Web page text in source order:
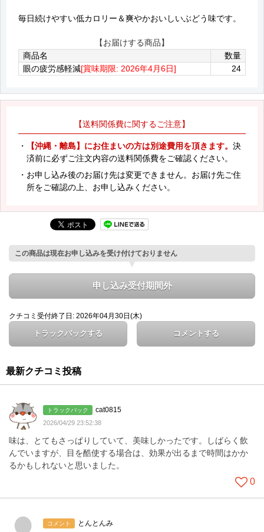
毎日続けやすい低カロリー＆爽やかおいしいぶどう味です。
【お届けする商品】
商品名
数量
眼の疲労感軽減[賞味期限: 2026年4月6日] 24
【送料関係費に関するご注意】
・ 【沖縄・離島】にお住まいの方は別途費用を頂きます。 決
済前に必ずご注文内容の送料関係費をご確認ください。
・お申し込み後のお届け先は変更できません。お届け先ご住
所をご確認の上、お申し込みください。
この商品は現在お申し込みを受け付けておりません
申し込み受付期間外
クチコミ受付終了日: 2026年04月30日(木)
トラックバックする コメントする
最新クチコミ投稿
トラックバック cat0815
2026/04/29 23:52:38
味は、とてもさっぱりしていて、美味しかったです。しばらく飲
んでいますが、目を酷使する場合は、効果が出るまで時間はかか
るかもしれないと思いました。
0
コメント とんとんみ